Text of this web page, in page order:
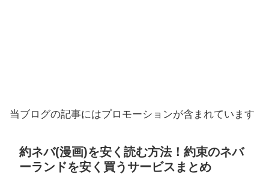
当ブログの記事にはプロモーションが含まれています
約ネバ(漫画)を安く読む方法！約束のネバ
ーランドを安く買うサービスまとめ